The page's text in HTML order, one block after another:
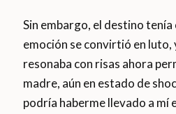
Sin embargo, el destino
emoción se convirtió en luto,
resonaba con risas ahora
madre, aún en estado de
podría haberme llevado a mí